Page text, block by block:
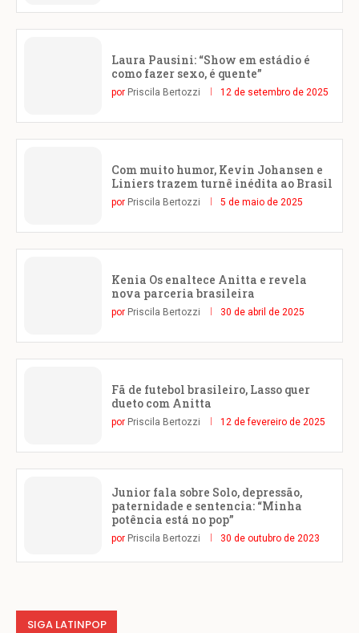
Laura Pausini: “Show em estádio é
como fazer sexo, é quente”
por Priscila Bertozzi 12 de setembro de 2025
Com muito humor, Kevin Johansen e
Liniers trazem turnê inédita ao Brasil
por Priscila Bertozzi 5 de maio de 2025
Kenia Os enaltece Anitta e revela
nova parceria brasileira
por Priscila Bertozzi 30 de abril de 2025
Fã de futebol brasileiro, Lasso quer
dueto com Anitta
por Priscila Bertozzi 12 de fevereiro de 2025
Junior fala sobre Solo, depressão,
paternidade e sentencia: “Minha
potência está no pop”
por Priscila Bertozzi 30 de outubro de 2023
SIGA LATINPOP